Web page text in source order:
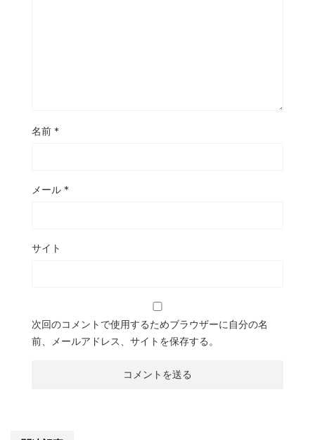
名前 *
メール *
サイト
次回のコメントで使用するためブラウザーに自分の名
前、メールアドレス、サイトを保存する。